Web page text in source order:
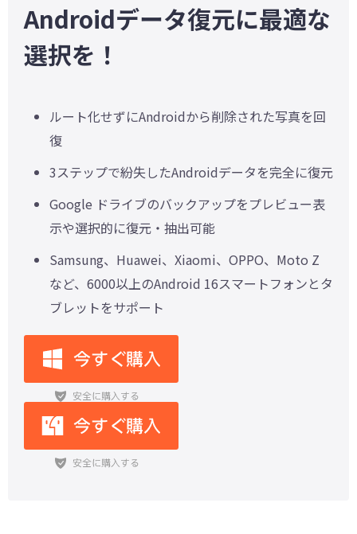
Androidデータ復元に最適な
選択を！
ルート化せずにAndroidから削除された写真を回
復
3ステップで紛失したAndroidデータを完全に復元
Google ドライブのバックアップをプレビュー表
示や選択的に復元・抽出可能
Samsung、Huawei、Xiaomi、OPPO、Moto Z
など、6000以上のAndroid 16スマートフォンとタ
ブレットをサポート